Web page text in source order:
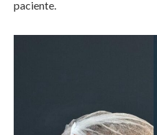
paciente.